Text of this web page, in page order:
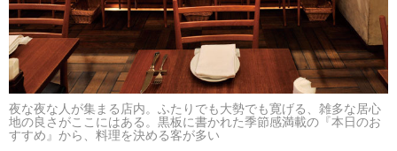
夜な夜な人が集まる店内。ふたりでも大勢でも寛げる、雑多な居心
地の良さがここにはある。黒板に書かれた季節感満載の『本日のお
すすめ』から、料理を決める客が多い